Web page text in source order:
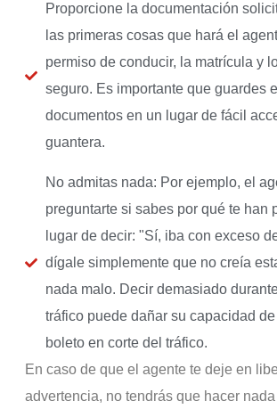
Proporcione la documentación
las primeras cosas que hará el
permiso de conducir, la matrícula y
seguro. Es importante que guardes
documentos en un lugar de fácil
guantera.
No admitas nada: Por ejemplo, el
preguntarte si sabes por qué te han
lugar de decir: "Sí, iba con exceso
dígale simplemente que no creía
nada malo. Decir demasiado
tráfico puede dañar su capacidad de
boleto en corte del tráfico.
En caso de que el agente te deje en
advertencia, no tendrás que hacer